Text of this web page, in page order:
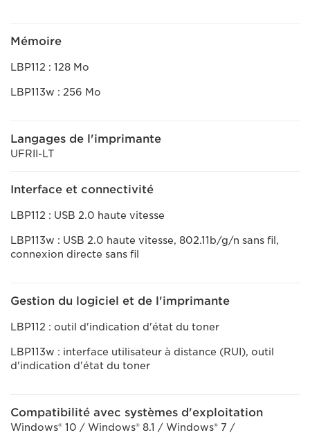
Mémoire
LBP112 : 128 Mo
LBP113w : 256 Mo
Langages de l'imprimante
UFRII-LT
Interface et connectivité
LBP112 : USB 2.0 haute vitesse
LBP113w : USB 2.0 haute vitesse, 802.11b/g/n sans fil,
connexion directe sans fil
Gestion du logiciel et de l'imprimante
LBP112 : outil d'indication d'état du toner
LBP113w : interface utilisateur à distance (RUI), outil
d'indication d'état du toner
Compatibilité avec systèmes d'exploitation
Windows® 10 / Windows® 8.1 / Windows® 7 /